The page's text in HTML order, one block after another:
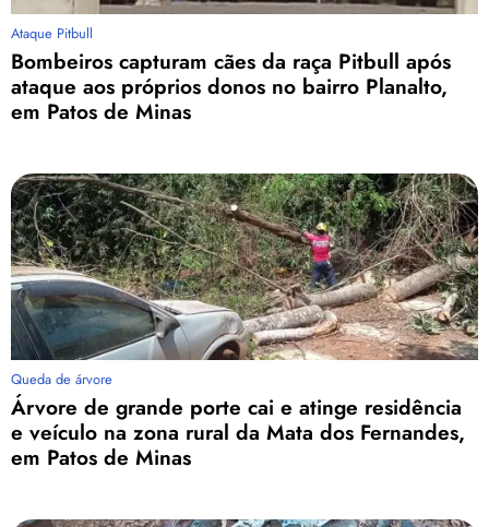
Ataque Pitbull
Bombeiros capturam cães da raça Pitbull após
ataque aos próprios donos no bairro Planalto,
em Patos de Minas
Queda de árvore
Árvore de grande porte cai e atinge residência
e veículo na zona rural da Mata dos Fernandes,
em Patos de Minas